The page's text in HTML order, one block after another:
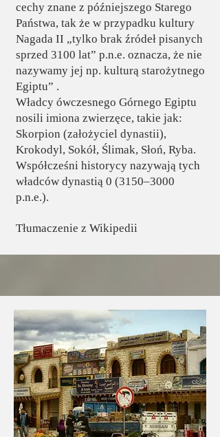
cechy znane z późniejszego Starego
Państwa, tak że w przypadku kultury
Nagada II „tylko brak źródeł pisanych
sprzed 3100 lat” p.n.e. oznacza, że ​​nie
nazywamy jej np. kulturą starożytnego
Egiptu” .
Władcy ówczesnego Górnego Egiptu
nosili imiona zwierzęce, takie jak:
Skorpion (założyciel dynastii),
Krokodyl, Sokół, Ślimak, Słoń, Ryba.
Współcześni historycy nazywają tych
władców dynastią 0 (3150–3000
p.n.e.).
Tłumaczenie z Wikipedii